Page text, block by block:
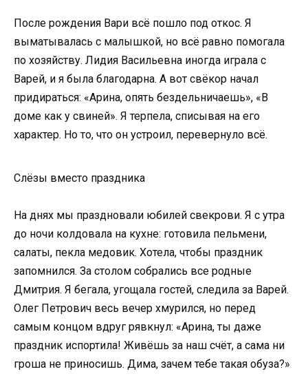
После рождения Вари всё пошло под откос. Я
выматывалась с малышкой, но всё равно помогала
по хозяйству. Лидия Васильевна иногда играла с
Варей, и я была благодарна. А вот свёкор начал
придираться: «Арина, опять бездельничаешь», «В
доме как у свиней». Я терпела, списывая на его
характер. Но то, что он устроил, перевернуло всё.
Слёзы вместо праздника
На днях мы праздновали юбилей свекрови. Я с утра
до ночи колдовала на кухне: готовила пельмени,
салаты, пекла медовик. Хотела, чтобы праздник
запомнился. За столом собрались все родные
Дмитрия. Я бегала, угощала гостей, следила за Варей.
Олег Петрович весь вечер хмурился, но перед
самым концом вдруг рявкнул: «Арина, ты даже
праздник испортила! Живёшь за наш счёт, а сама ни
гроша не приносишь. Дима, зачем тебе такая обуза?»